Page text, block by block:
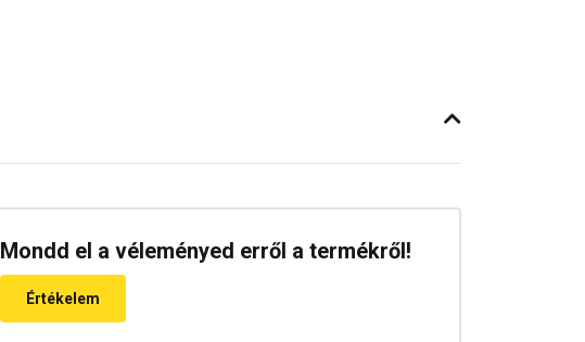
Mondd el a véleményed erről a termékről!
Értékelem